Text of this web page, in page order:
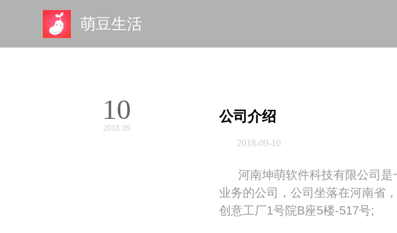
萌豆生活
10
2018.09
公司介绍
2018-09-10
河南坤萌软件科技有限公司
业务的公司，公司坐落在河南省
创意工厂1号院B座5楼-517号;